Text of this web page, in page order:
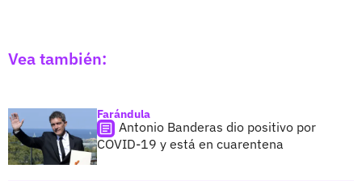
Vea también:
Farándula
Antonio Banderas dio positivo por
COVID-19 y está en cuarentena